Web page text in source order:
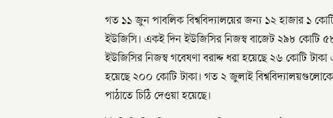
গত ১১ জুন পাবলিক বিশ্ববিদ্যালয়ের জন্য ১২ হাজার ১
ইউজিসি। একই দিন ইউজিসির নিজস্ব বাজেট ২৯৮ কোটি
ইউজিসির নিজস্ব গবেষণা বরাদ্দ ধরা হয়েছে ২৬ কোটি টাকা
হয়েছে ২০০ কোটি টাকা। গত ২ জুলাই বিশ্ববিদ্যালয়গুলোকে
পাঠাতে চিঠি দেওয়া হয়েছে।